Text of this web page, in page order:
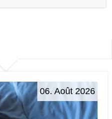
06. Août 2026